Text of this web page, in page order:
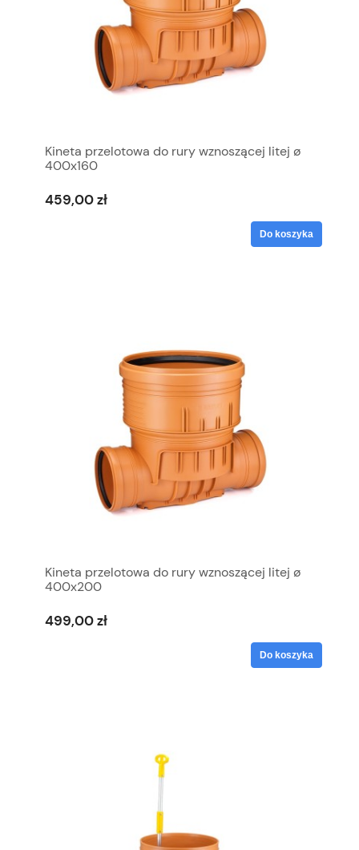
Kineta przelotowa do rury wznoszącej litej ø
400x160
459,00 zł
Do koszyka
Kineta przelotowa do rury wznoszącej litej ø
400x200
499,00 zł
Do koszyka